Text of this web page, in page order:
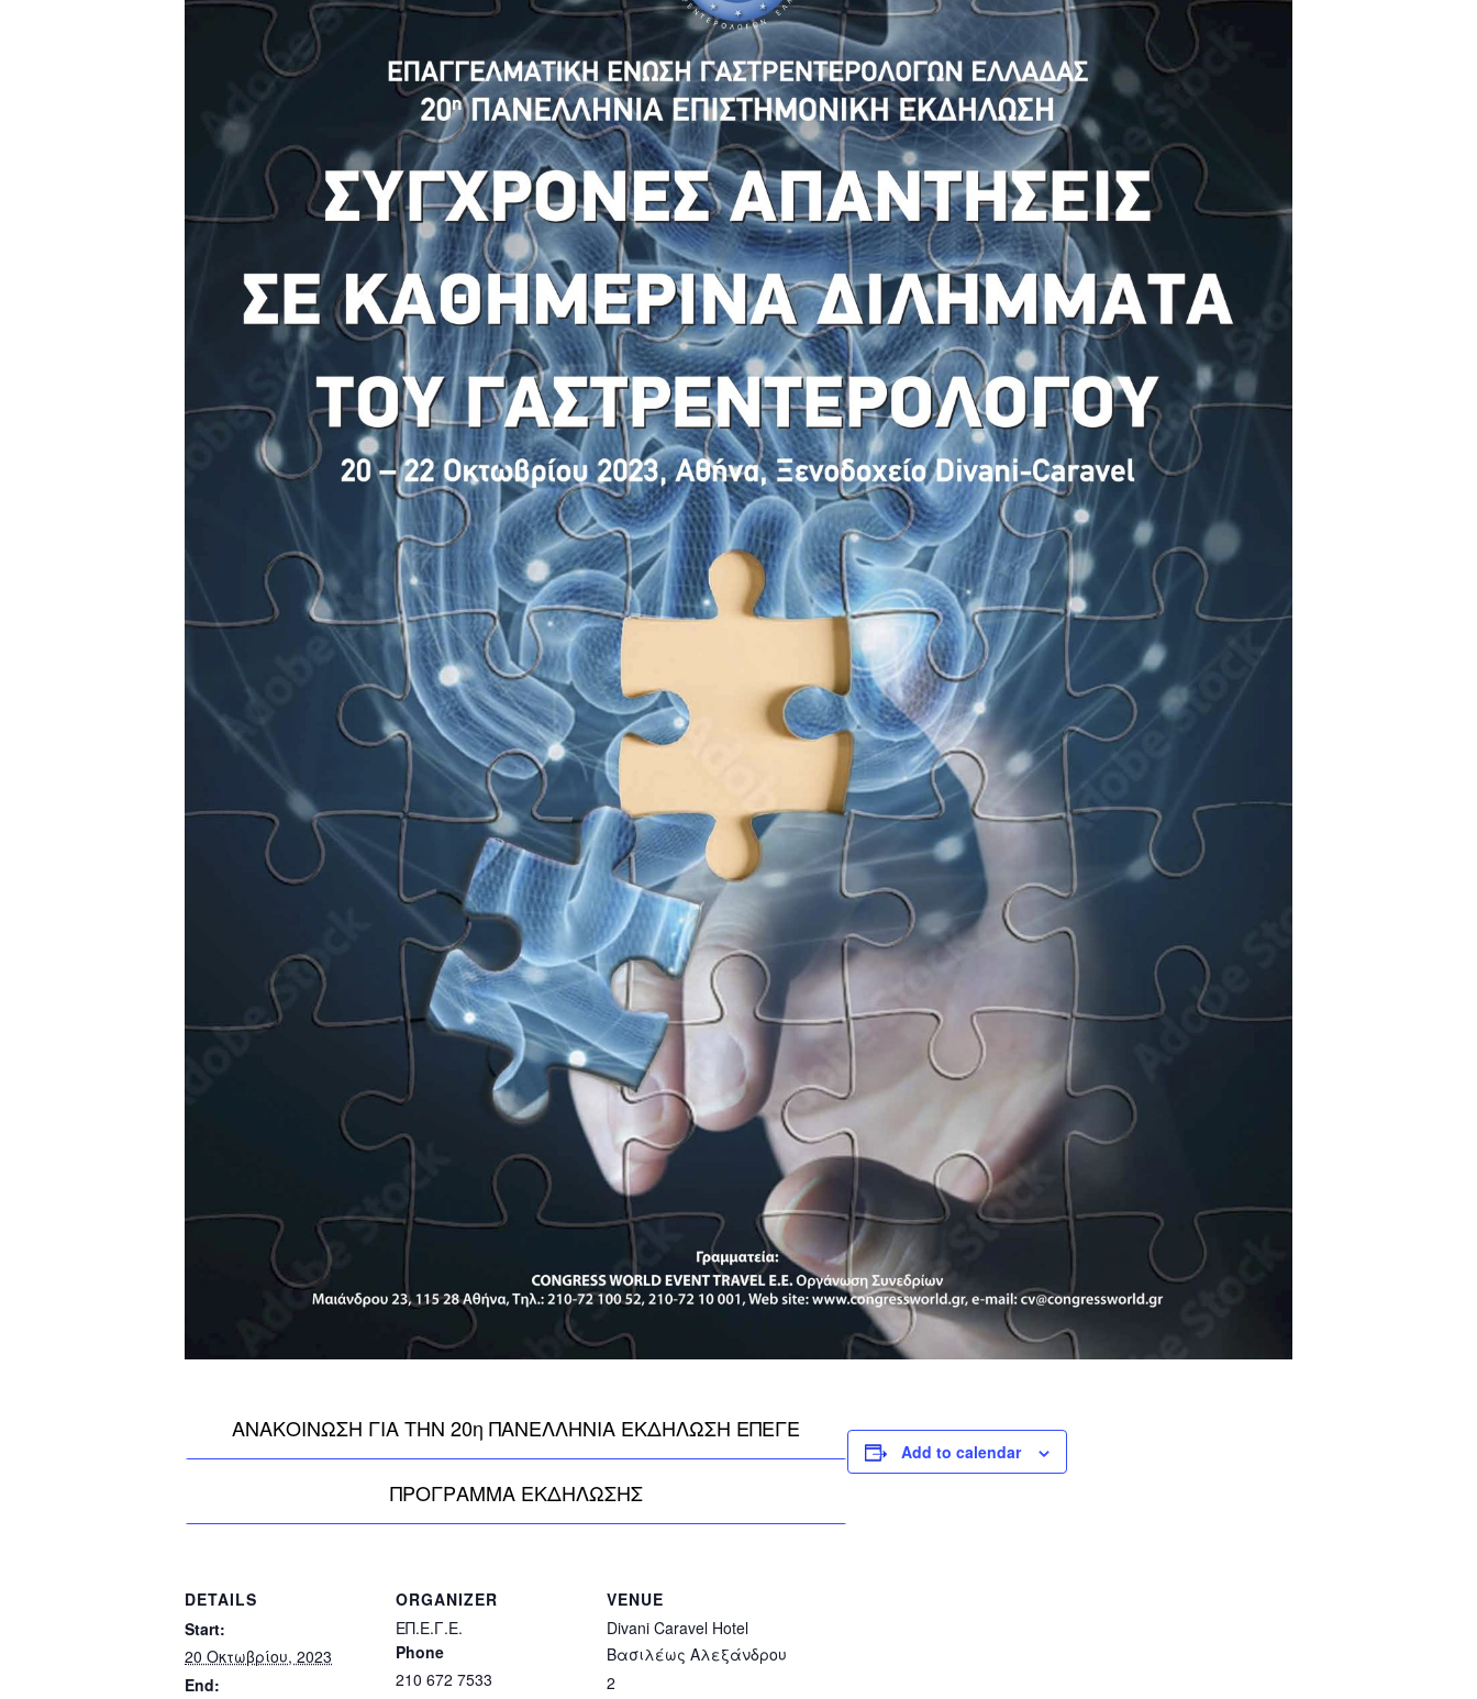
ΑΝΑΚΟΙΝΩΣΗ ΓΙΑ ΤΗΝ 20η ΠΑΝΕΛΛΗΝΙΑ ΕΚΔΗΛΩΣΗ ΕΠΕΓΕ
ΠΡΟΓΡΑΜΜΑ ΕΚΔΗΛΩΣΗΣ
Add to calendar
DETAILS
Start:
20 Οκτωβρίου, 2023
End:
ORGANIZER
ΕΠ.Ε.Γ.Ε.
Phone
210 672 7533
VENUE
Divani Caravel Hotel
Βασιλέως Αλεξάνδρου
2